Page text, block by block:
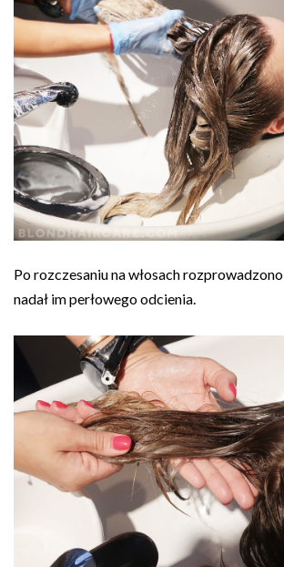
Po rozczesaniu na włosach rozprowadzono
nadał im perłowego odcienia.